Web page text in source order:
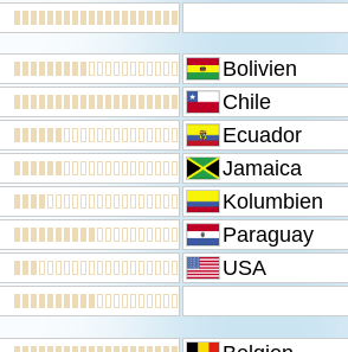
Bolivien
Chile
Ecuador
Jamaica
Kolumbien
Paraguay
USA